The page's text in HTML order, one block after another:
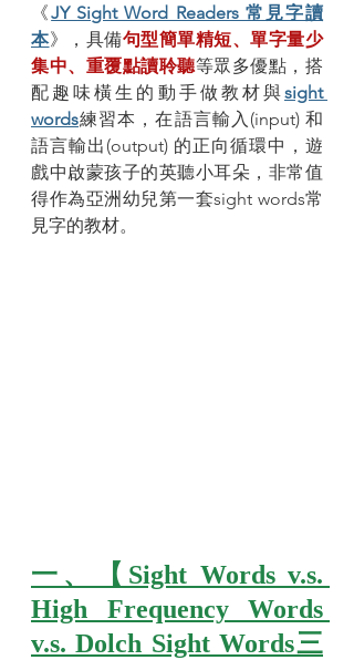
《JY Sight Word Readers 常見字讀
本》，具備句型簡單精短、單字量少
集中、重覆點讀聆聽等眾多優點，搭
配趣味橫生的動手做教材與sight
words練習本，在語言輸入(input) 和
語言輸出(output) 的正向循環中，遊
戲中啟蒙孩子的英聽小耳朵，非常值
得作為亞洲幼兒第一套sight words常
見字的教材。
一、【Sight Words v.s.
High Frequency Words
v.s. Dolch Sight Words三